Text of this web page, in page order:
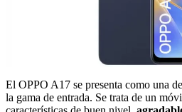
El OPPO A17 se presenta como una
la gama de entrada. Se trata de un